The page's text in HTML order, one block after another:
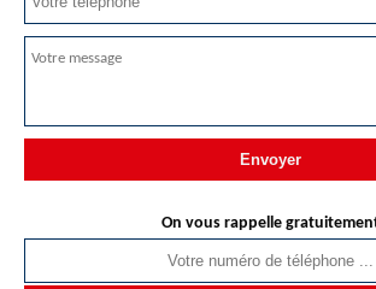
On vous rappelle